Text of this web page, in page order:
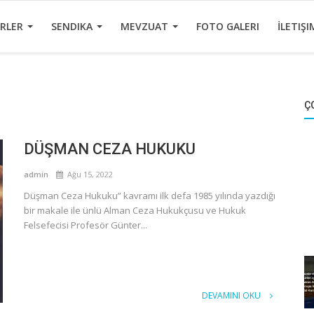
SENDIKA MEVZUAT FOTO GALERI
DÜŞMAN CEZA HUKUKU
admin Ağu 15, 2022
Düşman Ceza Hukuku” kavramı ilk defa 1985 yılında yazdığı
bir makale ile ünlü Alman Ceza Hukukçusu ve Hukuk
Felsefecisi Profesör Günter...
DEVAMINI OKU